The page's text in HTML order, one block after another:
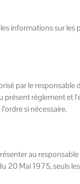
informations sur
par le responsable
règlement et
si nécessaire.
au
20 Mai 1975, seuls